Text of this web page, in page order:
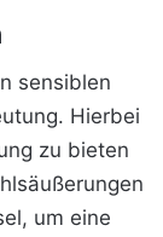
sensiblen
Hierbei
zu bieten
um eine